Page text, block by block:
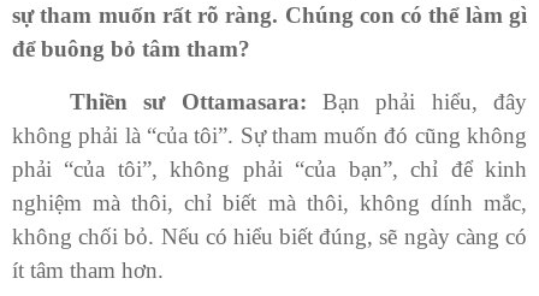
sựtham muốn rất rõ ràng. Chúng con có thể làm gì
để buông bỏ tâm tham?
Thiền sư Ottamasara: Bạn phải hiểu, đây
không phải là “của tôi”. Sự tham muốn đó cũng không
phải “của tôi”, không phải “của bạn”, chỉ để kinh
nghiệm mà thôi, chỉ biết mà thôi, không dính mắc,
không chối bỏ. Nếu có hiểu biết đúng, sẽ ngày càng có
ít tâm tham hơn.